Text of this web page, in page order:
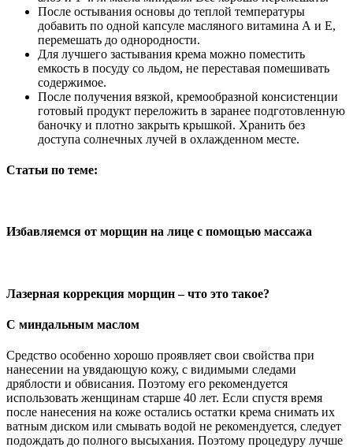
После остывания основы до теплой температуры
добавить по одной капсуле масляного витамина А и Е,
перемешать до однородности.
Для лучшего застывания крема можно поместить
емкость в посуду со льдом, не переставая помешивать
содержимое.
После получения вязкой, кремообразной консистенции
готовый продукт переложить в заранее подготовленную
баночку и плотно закрыть крышкой. Хранить без
доступа солнечных лучей в охлажденном месте.
Статьи по теме:
Избавляемся от морщин на лице с помощью массажа
Лазерная коррекция морщин – что это такое?
С миндальным маслом
Средство особенно хорошо проявляет свои свойства при
нанесении на увядающую кожу, с видимыми следами
дряблости и обвисания. Поэтому его рекомендуется
использовать женщинам старше 40 лет. Если спустя время
после нанесения на коже остались остатки крема снимать их
ватным диском или смывать водой не рекомендуется, следует
подождать до полного высыхания. Поэтому процедуру лучше